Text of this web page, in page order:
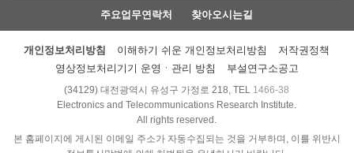
주요업무연락처 찾아오시는길
개인정보처리방침 이해하기 쉬운 개인정보처리방침
저작권정책
영상정보처리기기 운영ㆍ관리 방침
부설연구소공고
(34129) 대전광역시 유성구 가정로 218, TEL 1466-38
Electronics and Telecommunications Research Institute.
All rights reserved.
본 홈페이지에 게시된 이메일 주소가 자동수집되는 것을 거부하며, 이를 위반시